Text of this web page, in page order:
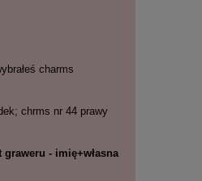
charms
chrms nr 44 prawy
graweru - imię+własna